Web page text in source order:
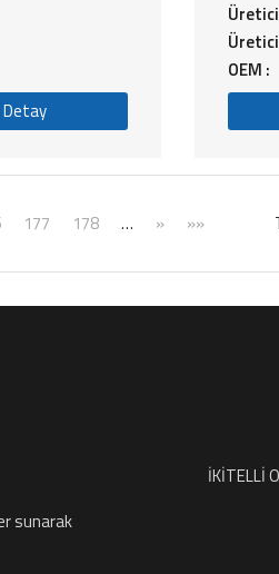
Detay
OEM :
177 178 … » »»
sunarak
İKİTELLİ